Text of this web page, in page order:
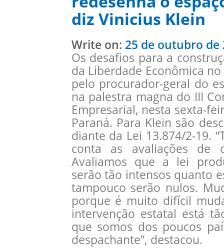
diz Vinicius Klein
Write on: 25 de outubro de
Os desafios para a
da Liberdade Econômica
pelo procurador-geral do
na palestra magna do III
Empresarial, nesta sexta-
Paraná. Para Klein são
diante da Lei 13.874/2-19.
conta as avaliações
Avaliamos que a lei
serão tão intensos quanto
tampouco serão nulos.
porque é muito difícil
intervenção estatal está
que somos dos poucos
despachante”, destacou.